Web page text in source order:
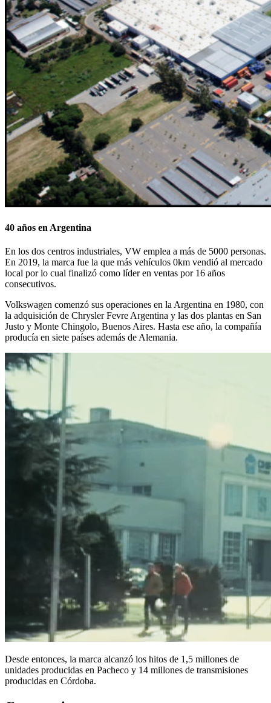
40 años en Argentina
En los dos centros industriales, VW emplea a más de 5000 personas.
En 2019, la marca fue la que más vehículos 0km vendió al mercado
local por lo cual finalizó como líder en ventas por 16 años
consecutivos.
Volkswagen comenzó sus operaciones en la Argentina en 1980, con
la adquisición de Chrysler Fevre Argentina y las dos plantas en San
Justo y Monte Chingolo, Buenos Aires. Hasta ese año, la compañía
producía en siete países además de Alemania.
Desde entonces, la marca alcanzó los hitos de 1,5 millones de
unidades producidas en Pacheco y 14 millones de transmisiones
producidas en Córdoba.